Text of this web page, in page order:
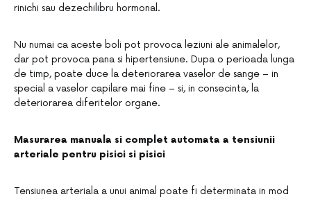
rinichi sau dezechilibru hormonal.
Nu numai ca aceste boli pot provoca leziuni ale animalelor,
dar pot provoca pana si hipertensiune. Dupa o perioada lunga
de timp, poate duce la deteriorarea vaselor de sange – in
special a vaselor capilare mai fine – si, in consecinta, la
deteriorarea diferitelor organe.
Masurarea manuala si complet automata a tensiunii
arteriale pentru pisici si pisici
Tensiunea arteriala a unui animal poate fi determinata in mod